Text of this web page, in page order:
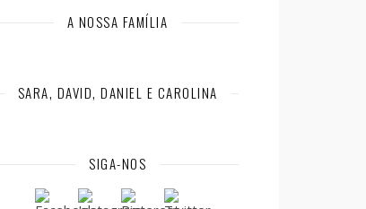
A NOSSA FAMÍLIA
SARA, DAVID, DANIEL E CAROLINA
SIGA-NOS